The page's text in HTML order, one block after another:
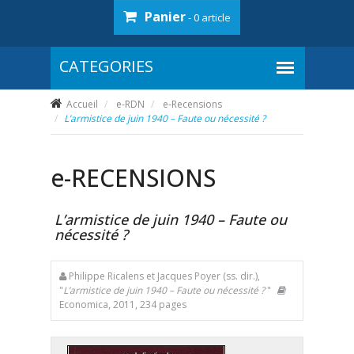
Panier- 0 article
Accueil e-RDN
e-Recensions
L’armistice de juin 1940 – Faute ou nécessité ?
e-RECENSIONS
L’armistice de juin 1940 – Faute ou
nécessité ?
Philippe Ricalens et Jacques Poyer (ss. dir.),
"L’armistice de juin 1940 – Faute ou nécessité ?"
Economica, 2011, 234 pages